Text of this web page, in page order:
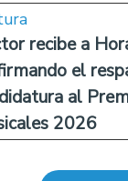
recibe a
el
al
2026